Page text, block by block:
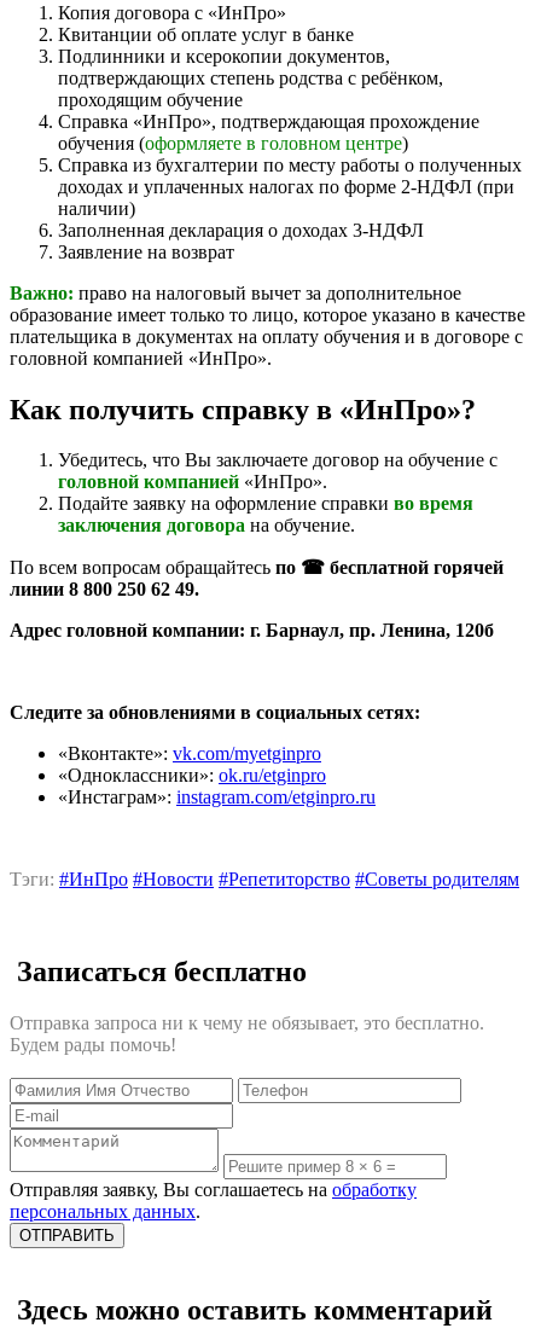
Копия договора с «ИнПро»
Квитанции об оплате услуг в банке
Подлинники и ксерокопии документов,
подтверждающих степень родства с ребёнком,
проходящим обучение
Справка «ИнПро», подтверждающая прохождение
обучения (оформляете в головном центре)
Справка из бухгалтерии по месту работы о полученных
доходах и уплаченных налогах по форме 2-НДФЛ (при
наличии)
Заполненная декларация о доходах 3-НДФЛ
Заявление на возврат
Важно: право на налоговый вычет за дополнительное
образование имеет только то лицо, которое указано в качестве
плательщика в документах на оплату обучения и в договоре с
головной компанией «ИнПро».
Как получить справку в «ИнПро»?
Убедитесь, что Вы заключаете договор на обучение с
головной компанией «ИнПро».
Подайте заявку на оформление справки во время
заключения договора на обучение.
По всем вопросам обращайтесь по ☎ бесплатной горячей
линии 8 800 250 62 49.
Адрес головной компании: г. Барнаул, пр. Ленина, 120б
Следите за обновлениями в социальных сетях:
«Вконтакте»: vk.com/myetginpro
«Одноклассники»: ok.ru/etginpro
«Инстаграм»: instagram.com/etginpro.ru
Тэги: #ИнПро #Новости #Репетиторство #Советы родителям
Записаться бесплатно
Отправка запроса ни к чему не обязывает, это бесплатно.
Будем рады помочь!
Отправляя заявку, Вы соглашаетесь на обработку
персональных данных.
Здесь можно оставить комментарий